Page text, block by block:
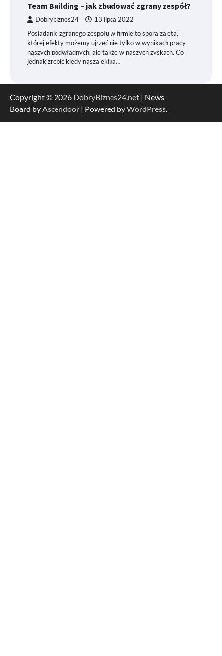
Team Building – jak zbudować zgrany zespół?
Dobrybiznes24 13 lipca 2022
Posiadanie zgranego zespołu w firmie to spora zaleta,
której efekty możemy ujrzeć nie tylko w wynikach pracy
naszych podwładnych, ale także w naszych zyskach. Co
jednak zrobić kiedy nasza ekipa…
Copyright © 2026 DobryBiznes24.net | News
Board byAscendoor | Powered byWordPress.